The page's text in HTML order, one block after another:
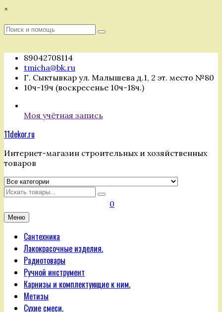
Перейти
содержимому
×
Поиск
Поиск
89042708114
tmicha@bk.ru
Г. Сыктывкар ул. Малышева д.1, 2 эт. место №80
10ч-19ч (воскресенье 10ч-18ч.)
Моя учётная запись
11dekor.ru
Интернет-магазин строительных и хозяйственных
товаров
Искать
0
Меню
Сантехника
Лакокрасочные изделия.
Радиотовары
Ручной инструмент
Карнизы и комплектующие к ним.
Метизы
Сухие смеси.